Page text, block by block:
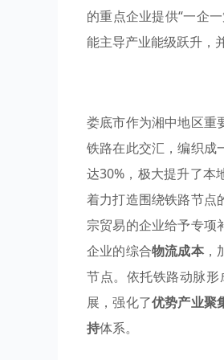
的重点企业提供“一企
能主导产业能级跃升，
娄底市作为湘中地区重
铁路在此交汇，编织成
达30%，极大提升了本
着力打造围绕铁路节点
宗贸易的企业给予专项
企业的综合物流成本，
节点。依托铁路动脉
展，强化了优势产业聚
持体系。